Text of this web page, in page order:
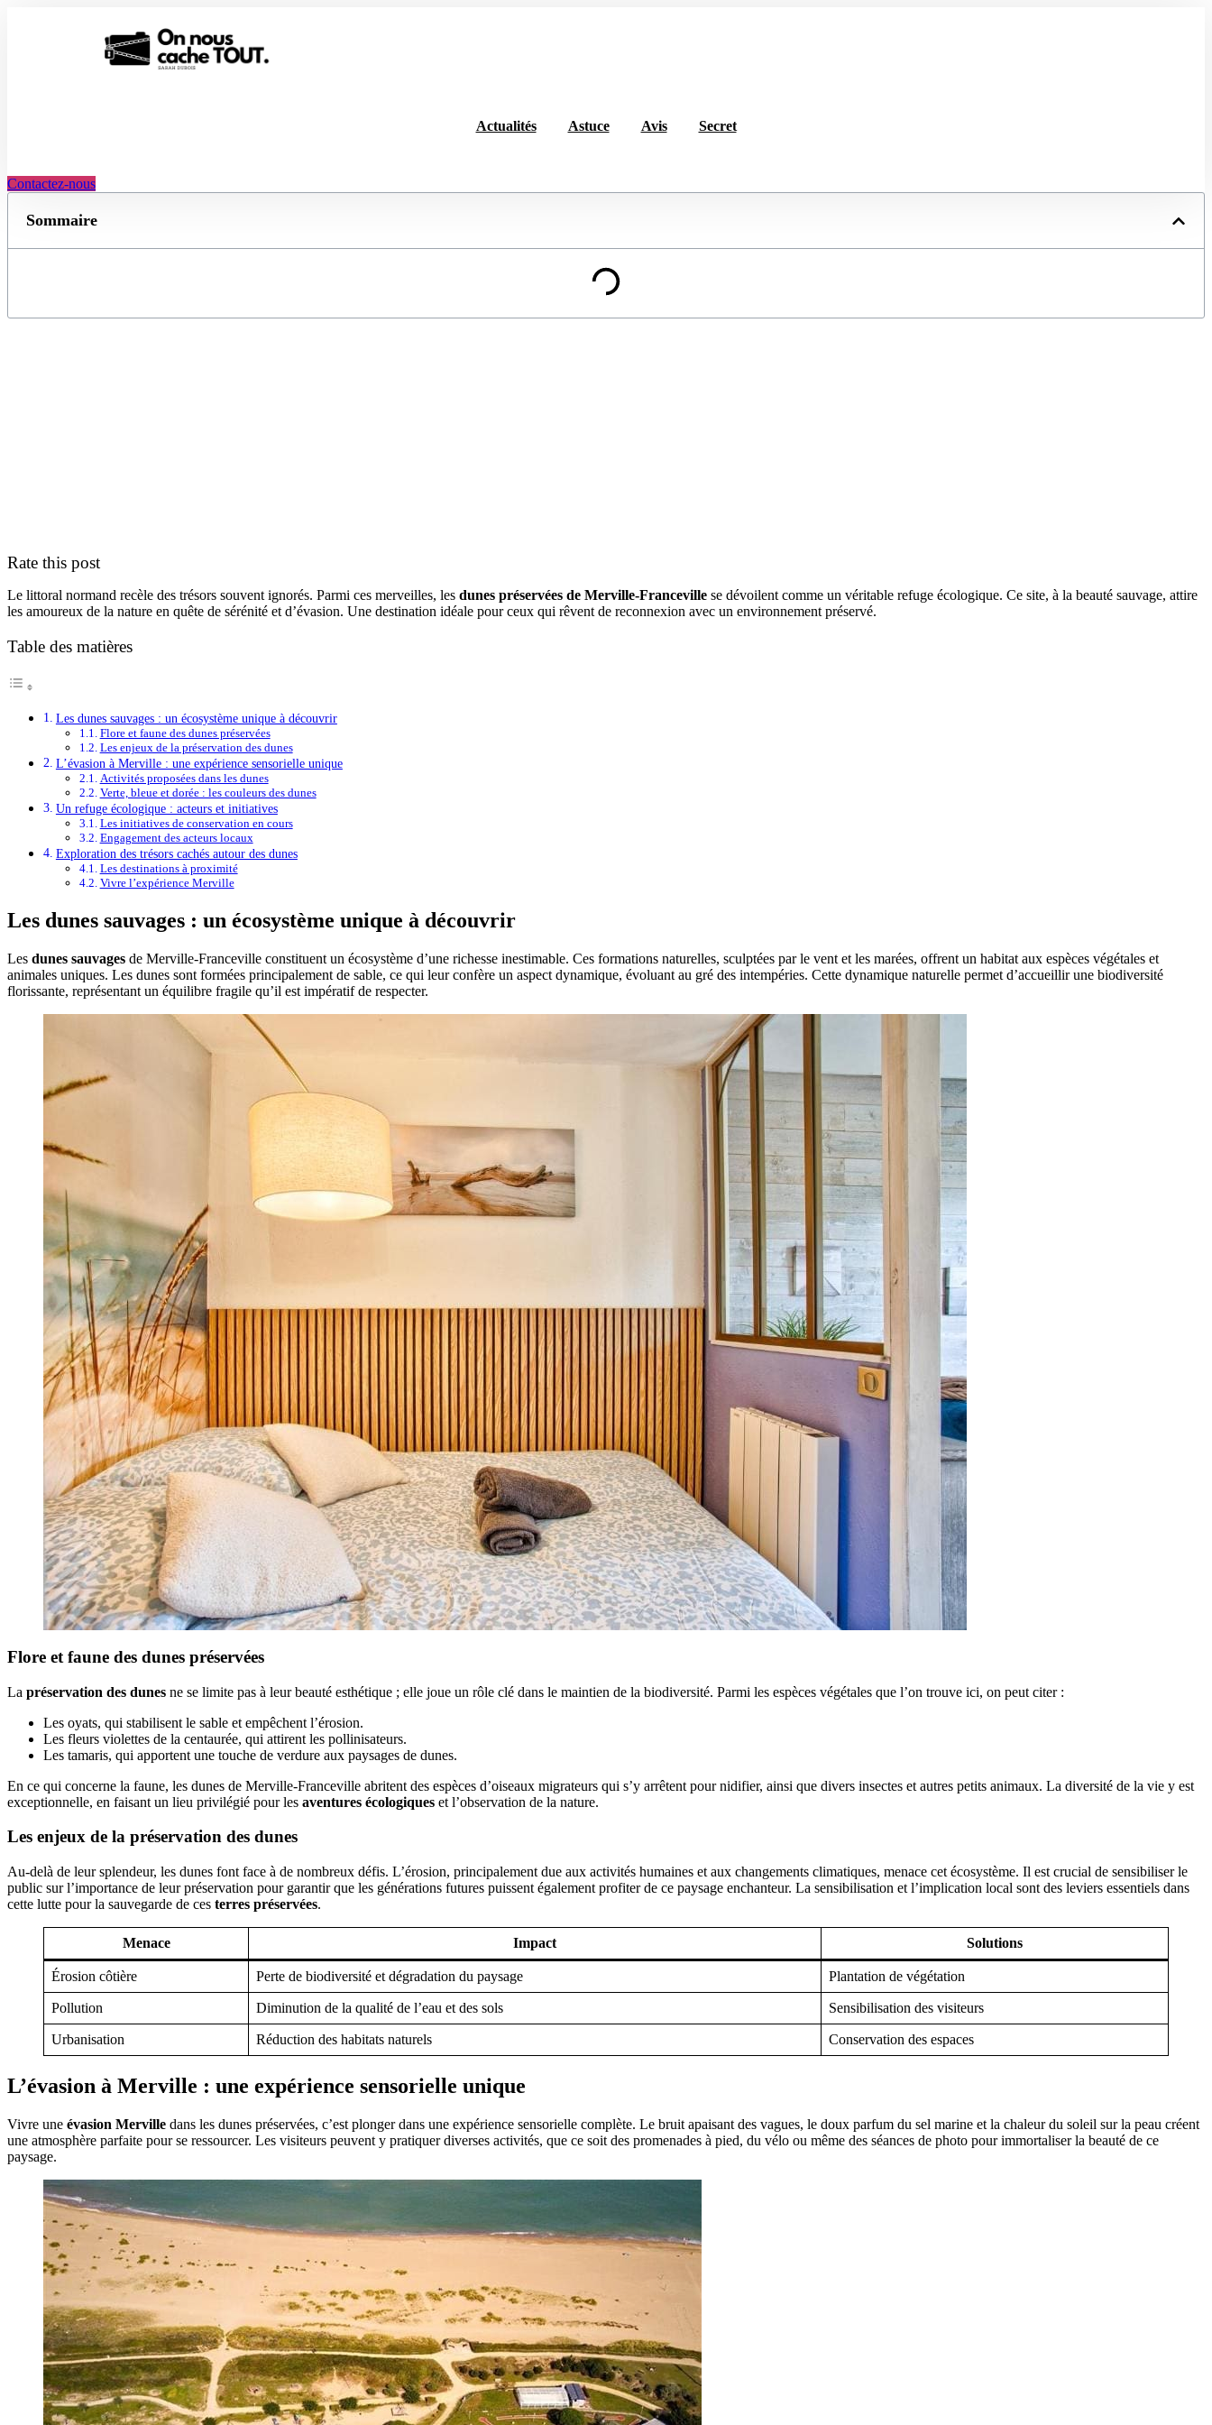
Actualités Astuce Avis Secret
Contactez-nous
Sommaire
Rate this post
Le littoral normand recèle des trésors souvent ignorés. Parmi ces merveilles, les dunes préservées de Merville-Franceville se dévoilent comme un véritable refuge écologique. Ce site, à la beauté sauvage, attire
les amoureux de la nature en quête de sérénité et d’évasion. Une destination idéale pour ceux qui rêvent de reconnexion avec un environnement préservé.
Table des matières
Les dunes sauvages : un écosystème unique à découvrir
Flore et faune des dunes préservées
Les enjeux de la préservation des dunes
L’évasion à Merville : une expérience sensorielle unique
Activités proposées dans les dunes
Verte, bleue et dorée : les couleurs des dunes
Un refuge écologique : acteurs et initiatives
Les initiatives de conservation en cours
Engagement des acteurs locaux
Exploration des trésors cachés autour des dunes
Les destinations à proximité
Vivre l’expérience Merville
Les dunes sauvages : un écosystème unique à découvrir
Les dunes sauvages de Merville-Franceville constituent un écosystème d’une richesse inestimable. Ces formations naturelles, sculptées par le vent et les marées, offrent un habitat aux espèces végétales et
animales uniques. Les dunes sont formées principalement de sable, ce qui leur confère un aspect dynamique, évoluant au gré des intempéries. Cette dynamique naturelle permet d’accueillir une biodiversité
florissante, représentant un équilibre fragile qu’il est impératif de respecter.
Flore et faune des dunes préservées
La préservation des dunes ne se limite pas à leur beauté esthétique ; elle joue un rôle clé dans le maintien de la biodiversité. Parmi les espèces végétales que l’on trouve ici, on peut citer :
Les oyats, qui stabilisent le sable et empêchent l’érosion.
Les fleurs violettes de la centaurée, qui attirent les pollinisateurs.
Les tamaris, qui apportent une touche de verdure aux paysages de dunes.
En ce qui concerne la faune, les dunes de Merville-Franceville abritent des espèces d’oiseaux migrateurs qui s’y arrêtent pour nidifier, ainsi que divers insectes et autres petits animaux. La diversité de la vie y est
exceptionnelle, en faisant un lieu privilégié pour les aventures écologiques et l’observation de la nature.
Les enjeux de la préservation des dunes
Au-delà de leur splendeur, les dunes font face à de nombreux défis. L’érosion, principalement due aux activités humaines et aux changements climatiques, menace cet écosystème. Il est crucial de sensibiliser le
public sur l’importance de leur préservation pour garantir que les générations futures puissent également profiter de ce paysage enchanteur. La sensibilisation et l’implication local sont des leviers essentiels dans
cette lutte pour la sauvegarde de ces terres préservées.
Menace Impact Solutions
Érosion côtière Perte de biodiversité et dégradation du paysage Plantation de végétation
Pollution Diminution de la qualité de l’eau et des sols Sensibilisation des visiteurs
Urbanisation Réduction des habitats naturels Conservation des espaces
L’évasion à Merville : une expérience sensorielle unique
Vivre une évasion Merville dans les dunes préservées, c’est plonger dans une expérience sensorielle complète. Le bruit apaisant des vagues, le doux parfum du sel marine et la chaleur du soleil sur la peau créent
une atmosphère parfaite pour se ressourcer. Les visiteurs peuvent y pratiquer diverses activités, que ce soit des promenades à pied, du vélo ou même des séances de photo pour immortaliser la beauté de ce
paysage.